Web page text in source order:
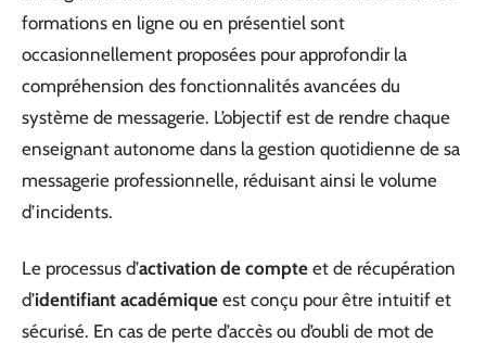
formations en ligne ou en présentiel sont
occasionnellement proposées pour approfondir la
compréhension des fonctionnalités avancées du
système de messagerie. L’objectif est de rendre chaque
enseignant autonome dans la gestion quotidienne de sa
messagerie professionnelle, réduisant ainsi le volume
d’incidents.
Le processus d’activation de compte et de récupération
d’identifiant académique est conçu pour être intuitif et
sécurisé. En cas de perte d’accès ou d’oubli de mot de